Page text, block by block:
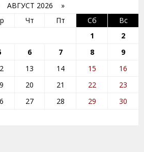
АВГУСТ 2026 »
Чт Пт Сб
Вс
1
2
6 7 8
9
13 14 15
16
20 21 22
23
27 28 29
30